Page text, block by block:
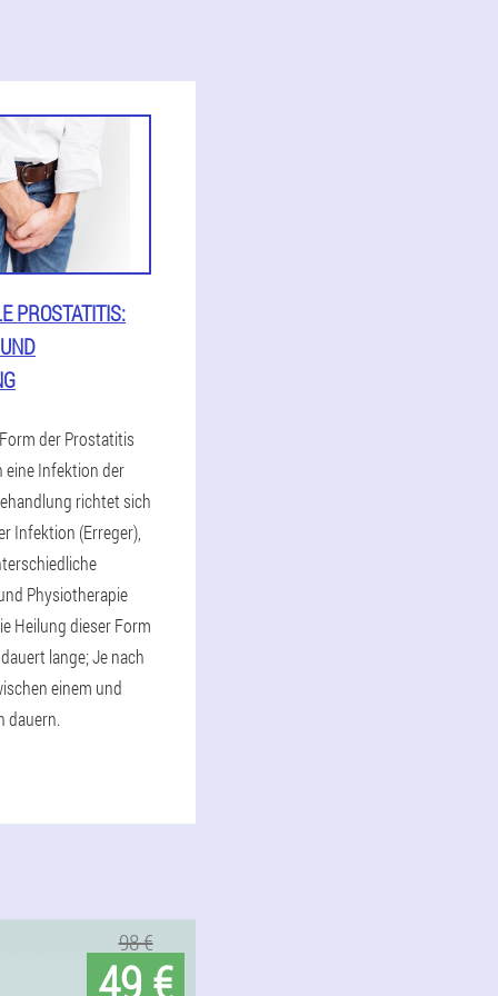
PROSTATITIS:
der Prostatitis
Infektion der
richtet sich
Infektion (Erreger),
Physiotherapie
Heilung dieser Form
lange; Je nach
einem und
dauern.
98 €
49 €